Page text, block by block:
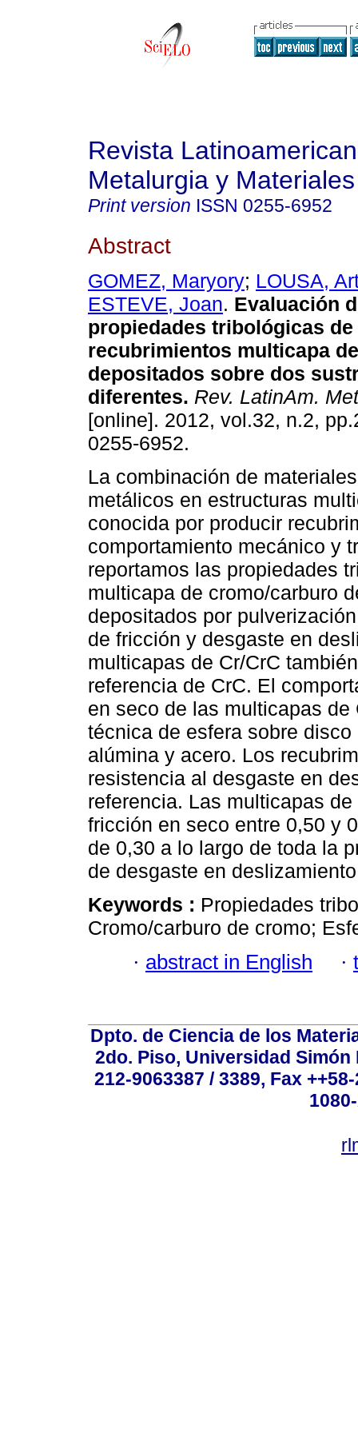
Revista
Metalurgia y Materiales
Print version ISSN 0255-6952
Abstract
GOMEZ, Maryory; LOUSA,
ESTEVE, Joan. Evaluación
propiedades tribológicas de
recubrimientos multicapa
depositados sobre dos
diferentes. Rev. LatinAm.
[online]. 2012, vol.32, n.2,
0255-6952.
La combinación de
metálicos en estructuras
conocida por producir
comportamiento mecánico y
reportamos las propiedades
multicapa de cromo/carburo
depositados por
de fricción y desgaste en
multicapas de Cr/CrC
referencia de CrC. El
en seco de las multicapas
técnica de esfera sobre
alúmina y acero. Los
resistencia al desgaste en
referencia. Las multicapas
fricción en seco entre 0,50 y
de 0,30 a lo largo de toda la
de desgaste en
Keywords : Propiedades
Cromo/carburo de cromo;
· abstract in English ·
Dpto. de Ciencia de los
2do. Piso, Universidad
212-9063387 / 3389, Fax